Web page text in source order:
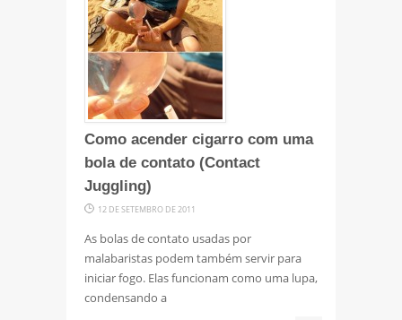
Como acender cigarro com uma
bola de contato (Contact
Juggling)
12 DE SETEMBRO DE 2011
As bolas de contato usadas por
malabaristas podem também servir para
iniciar fogo. Elas funcionam como uma lupa,
condensando a